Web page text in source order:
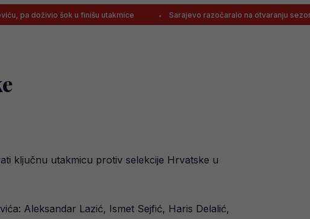
u finišu utakmice Sarajevo razočaralo na otvaranju sezone, tek bod u
ključnu utakmicu protiv selekcije Hrvatske u
Aleksandar Lazić, Ismet Sejfić, Haris Delalić,